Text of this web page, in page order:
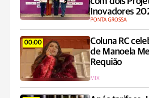
Inovadores
PONTA GROSSA
00:00
Coluna RC
de Manoela
Requião
MIX